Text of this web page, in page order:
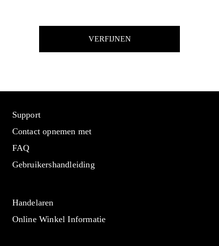
VERFIJNEN
Support
Contact opnemen met
FAQ
Gebruikershandleiding
Handelaren
Online Winkel Informatie